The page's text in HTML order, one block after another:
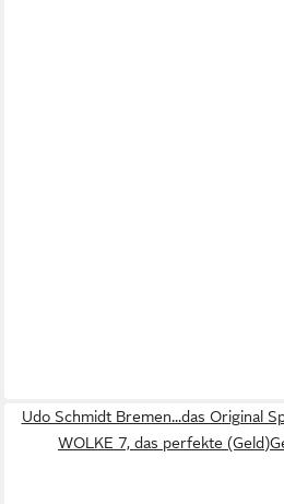
Udo Schmidt Bremen...das Original
WOLKE 7, das perfekte